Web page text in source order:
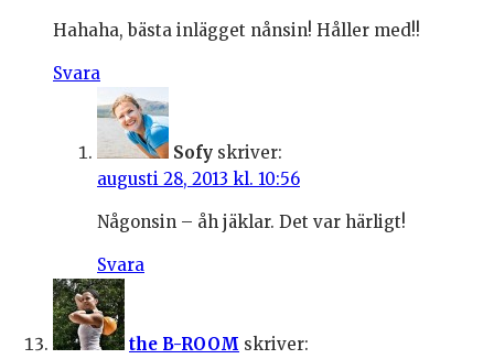
Hahaha, bästa inlägget nånsin! Håller med!!
Svara
Sofy skriver:
augusti 28, 2013 kl. 10:56
Någonsin – åh jäklar. Det var härligt!
Svara
the B-ROOM skriver: